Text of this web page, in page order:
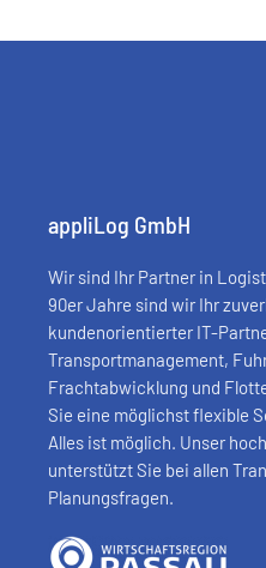
appliLog GmbH
Wir sind Ihr Partner in
90er Jahre sind wir Ihr
kundenorientierter IT-
Transportmanagement,
Frachtabwicklung und
Sie eine möglichst flexible
Alles ist möglich. Unser
unterstützt Sie bei allen
Planungsfragen.